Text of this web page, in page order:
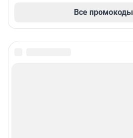
Все промокоды